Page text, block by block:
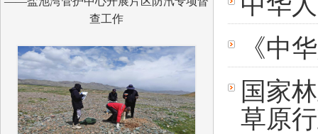
查工作
《中
国家
草原